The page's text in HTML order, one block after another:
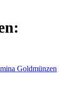
Goldmünzen